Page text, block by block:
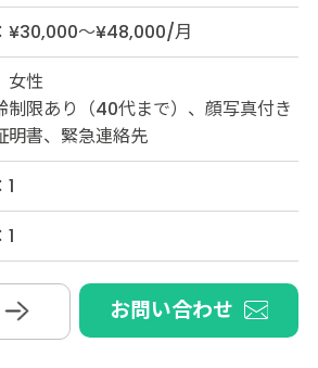
¥30,000～¥48,000/月
性
限あり（40代まで）、顔写真付き
明書、緊急連絡先
1
1
お問い合わせ